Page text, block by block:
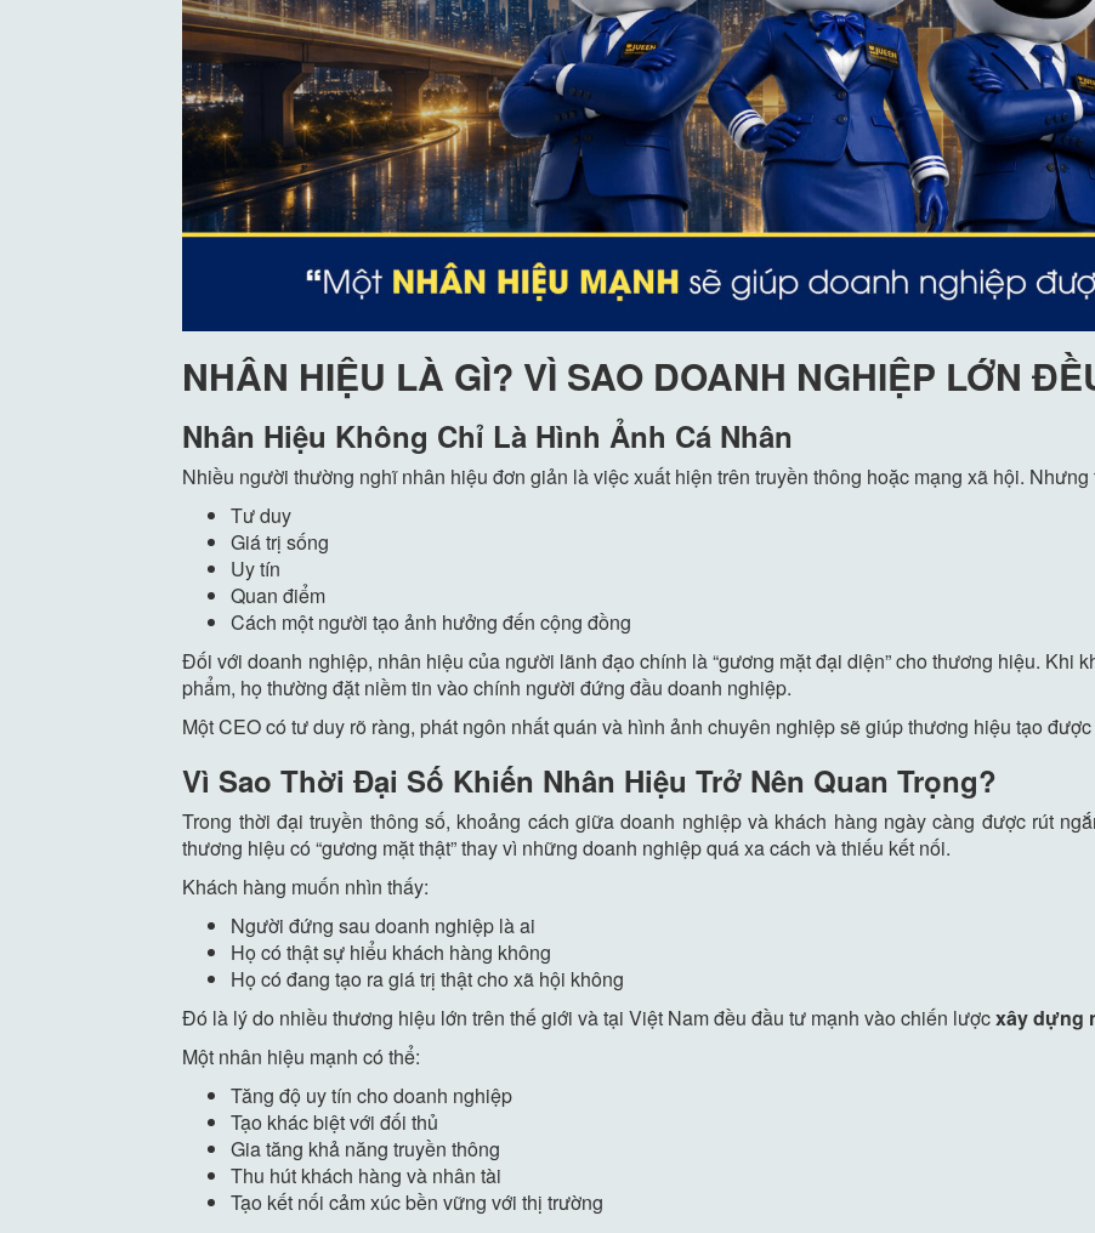
NHÂN HIỆU LÀ GÌ? VÌ SAO DOANH NGHIỆP LỚN
Nhân Hiệu Không Chỉ Là Hình Ảnh Cá Nhân
Nhiều người thường nghĩ nhân hiệu đơn giản là việc xuất hiện trên truyền thông hoặc mạng xã hội.
Tư duy
Giá trị sống
Uy tín
Quan điểm
Cách một người tạo ảnh hưởng đến cộng đồng
Đối với doanh nghiệp, nhân hiệu của người lãnh đạo chính là “gương mặt đại diện” cho thương hiệu. Khi
phẩm, họ thường đặt niềm tin vào chính người đứng đầu doanh nghiệp.
Một CEO có tư duy rõ ràng, phát ngôn nhất quán và hình ảnh chuyên nghiệp sẽ giúp thương hiệu tạo
Vì Sao Thời Đại Số Khiến Nhân Hiệu Trở Nên Quan Trọng?
Trong thời đại truyền thông số, khoảng cách giữa doanh nghiệp và khách hàng ngày càng được rút
thương hiệu có “gương mặt thật” thay vì những doanh nghiệp quá xa cách và thiếu kết nối.
Khách hàng muốn nhìn thấy:
Người đứng sau doanh nghiệp là ai
Họ có thật sự hiểu khách hàng không
Họ có đang tạo ra giá trị thật cho xã hội không
Đó là lý do nhiều thương hiệu lớn trên thế giới và tại Việt Nam đều đầu tư mạnh vào chiến lượcxây dựng
Một nhân hiệu mạnh có thể:
Tăng độ uy tín cho doanh nghiệp
Tạo khác biệt với đối thủ
Gia tăng khả năng truyền thông
Thu hút khách hàng và nhân tài
Tạo kết nối cảm xúc bền vững với thị trường